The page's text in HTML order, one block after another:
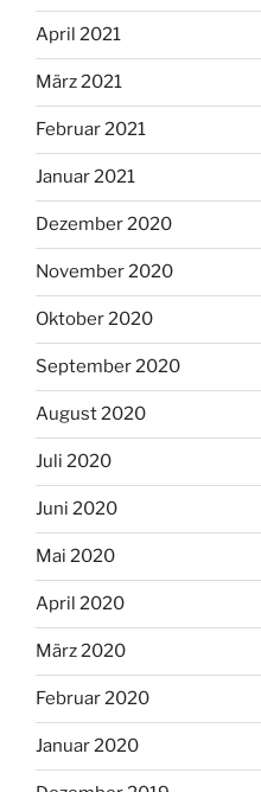
April 2021
März 2021
Februar 2021
Januar 2021
Dezember 2020
November 2020
Oktober 2020
September 2020
August 2020
Juli 2020
Juni 2020
Mai 2020
April 2020
März 2020
Februar 2020
Januar 2020